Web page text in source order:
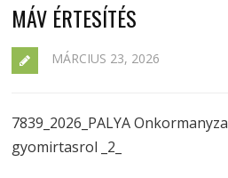
MÁV ÉRTESÍTÉS
MÁRCIUS 23, 2026
7839_2026_PALYA
gyomirtasrol _2_